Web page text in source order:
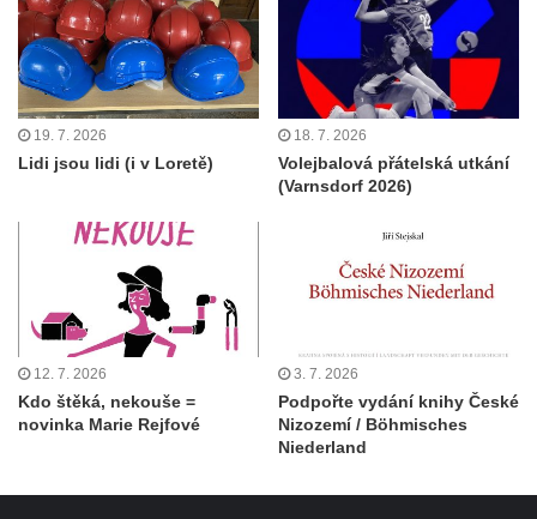
19. 7. 2026
Lidi jsou lidi (i v Loretě)
18. 7. 2026
Volejbalová přátelská utkání
(Varnsdorf 2026)
12. 7. 2026
Kdo štěká, nekouše =
novinka Marie Rejfové
3. 7. 2026
Podpořte vydání knihy České
Nizozemí / Böhmisches
Niederland